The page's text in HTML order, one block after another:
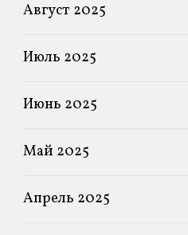
Август 2025
Июль 2025
Июнь 2025
Май 2025
Апрель 2025